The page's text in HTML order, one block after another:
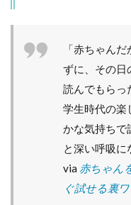
「赤ちゃん
ずに、その日
読んでもらっ
学生時代の楽
かな気持ちで
と深い呼吸に
via 赤ちゃん
ぐ試せる裏